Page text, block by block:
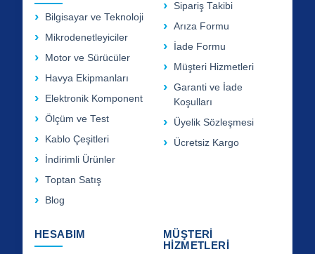
Bilgisayar ve Teknoloji
Mikrodenetleyiciler
Motor ve Sürücüler
Havya Ekipmanları
Elektronik Komponent
Ölçüm ve Test
Kablo Çeşitleri
İndirimli Ürünler
Toptan Satış
Blog
Sipariş Takibi
Arıza Formu
İade Formu
Müşteri Hizmetleri
Garanti ve İade
Koşulları
Üyelik Sözleşmesi
Ücretsiz Kargo
HESABIM
MÜŞTERİ
HİZMETLERİ